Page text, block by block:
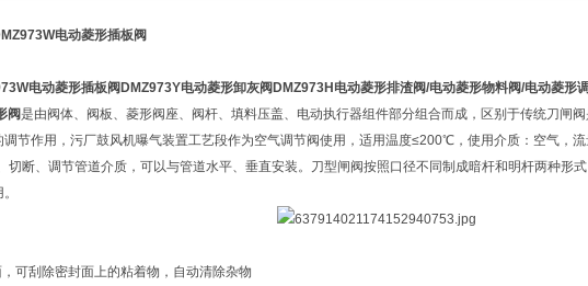
电动菱形插板阀
电动菱形插板阀DMZ973Y电动菱形卸灰阀DMZ973H电动菱形排渣阀/电动菱形物料阀/电动菱形
阀是由阀体、阀板、菱形阀座、阀杆、填料压盖、电动执行器组件部分组合而成，区别于传统刀闸
调节作用，污厂鼓风机曝气装置工艺段作为空气调节阀使用，适用温度≤200℃，使用介质：空气，
切断、调节管道介质，可以与管道水平、垂直安装。刀型闸阀按照口径不同制成暗杆和明杆两种形
可刮除密封面上的粘着物，自动清除杂物